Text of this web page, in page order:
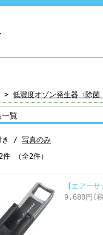
> 低濃度オゾン発生器〈除菌
覧
き / 写真のみ
件 （全2件）
【エアー
9,680円(